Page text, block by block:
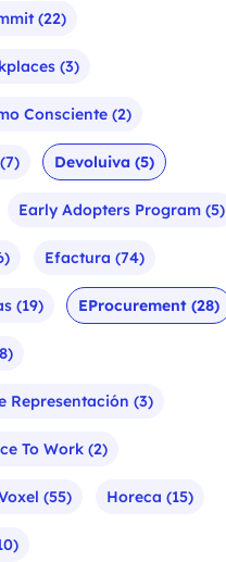
(22)
(3)
Consciente (2)
(7) Devoluiva (5)
Early Adopters Program (5)
Efactura (74)
(19) EProcurement (28)
Representación (3)
To Work (2)
(55) Horeca (15)